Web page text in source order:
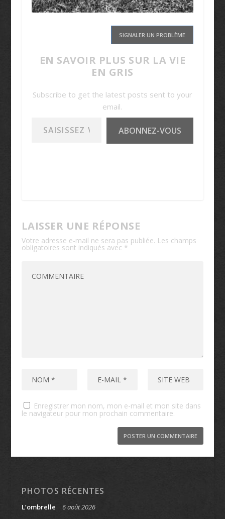
SIGNALER UN PROBLÈME
EN SAVOIR PLUS SUR LA VIE
EN GRIS
Subscribe to get the latest posts sent to your
email.
ABONNEZ-VOUS
LAISSER UNE RÉPONSE
Votre adresse e-mail ne sera pas publiée. Les champs
obligatoires sont indiqués avec *
Enregistrer mon nom, mon e-mail et mon site dans
le navigateur pour mon prochain commentaire.
PHOTOS RÉCENTES
L’ombrelle 6 août 2026